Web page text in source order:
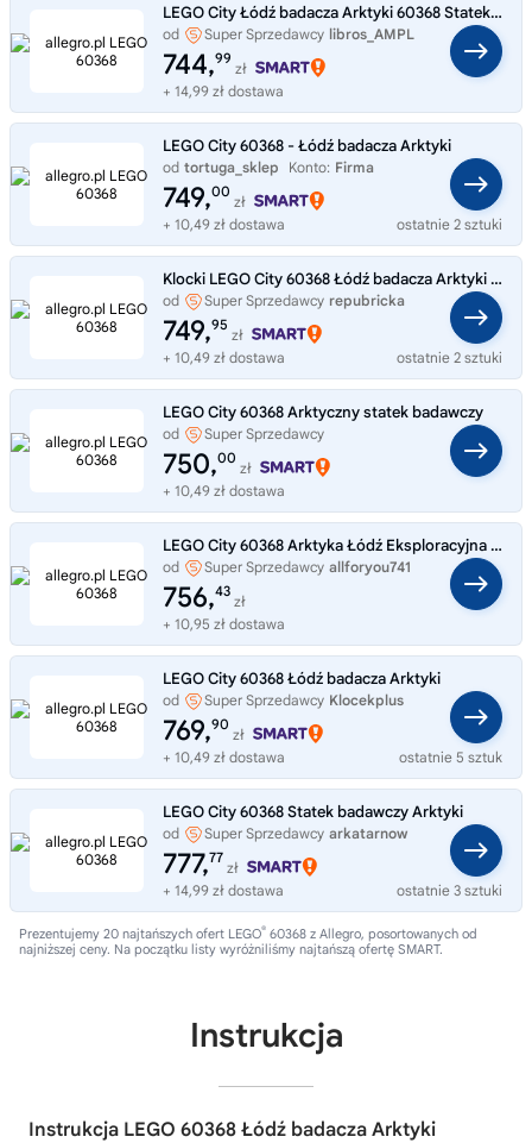
LEGO City Łódź badacza Arktyki 60368 Statek Badawczy i Helikopter
od Super Sprzedawcy libros_AMPL
744,99
zł
+ 14,99 zł dostawa
LEGO City 60368 - Łódź badacza Arktyki
od tortuga_sklep Konto: Firma
749,00
zł
+ 10,49 zł dostawa
ostatnie 2 sztuki
Klocki LEGO City 60368 Łódź badacza Arktyki Statek
od Super Sprzedawcy repubricka
749,95
zł
+ 10,49 zł dostawa
ostatnie 2 sztuki
LEGO City 60368 Arktyczny statek badawczy
od
Super Sprzedawcy
PiasecznoZabawki
750,00
zł
+ 10,49 zł dostawa
LEGO City 60368 Arktyka Łódź Eksploracyjna Orka Helikopter Prezent
od Super Sprzedawcy allforyou741
756,43
zł
+ 10,95 zł dostawa
LEGO City 60368 Łódź badacza Arktyki
od Super Sprzedawcy Klocekplus
769,90
zł
+ 10,49 zł dostawa
ostatnie 5 sztuk
LEGO City 60368 Statek badawczy Arktyki
od Super Sprzedawcy arkatarnow
777,77
zł
+ 14,99 zł dostawa
ostatnie 3 sztuki
Prezentujemy 20 najtańszych ofert LEGO® 60368 z Allegro, posortowanych od
najniższej ceny. Na początku listy wyróżniliśmy najtańszą ofertę SMART.
Instrukcja
Instrukcja LEGO 60368 Łódź badacza Arktyki